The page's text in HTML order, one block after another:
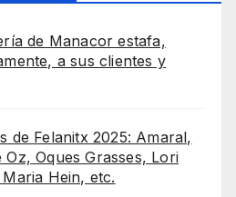
de Manacor estafa,
a sus clientes y
de Felanitx 2025: Amaral,
Oz, Oques Grasses, Lori
Hein, etc.